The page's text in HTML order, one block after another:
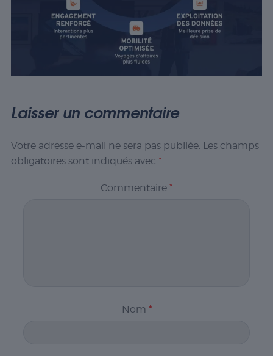
Laisser un commentaire
Votre adresse e-mail ne sera pas publiée. Les champs
obligatoires sont indiqués avec *
Commentaire *
Nom *